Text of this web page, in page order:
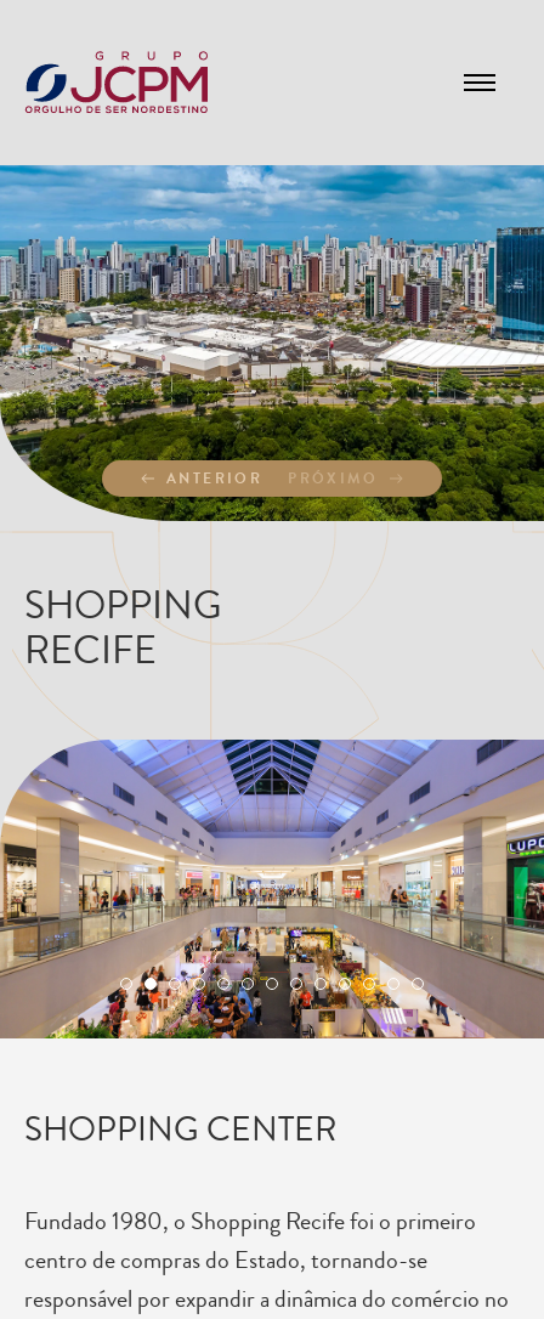
ANTERIOR PRÓXIMO
SHOPPING
RECIFE
SHOPPING CENTER
Fundado 1980, o Shopping Recife foi o primeiro
centro de compras do Estado, tornando-se
responsável por expandir a dinâmica do comércio no